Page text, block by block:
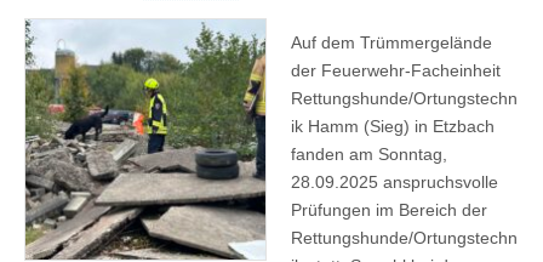
Auf dem Trümmergelände
der Feuerwehr-Facheinheit
Rettungshunde/Ortungstechn
ik Hamm (Sieg) in Etzbach
fanden am Sonntag,
28.09.2025 anspruchsvolle
Prüfungen im Bereich der
Rettungshunde/Ortungstechn